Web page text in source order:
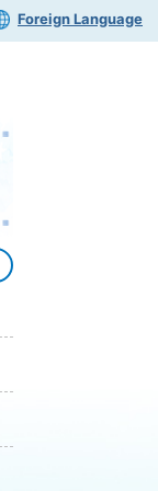
Foreign Language